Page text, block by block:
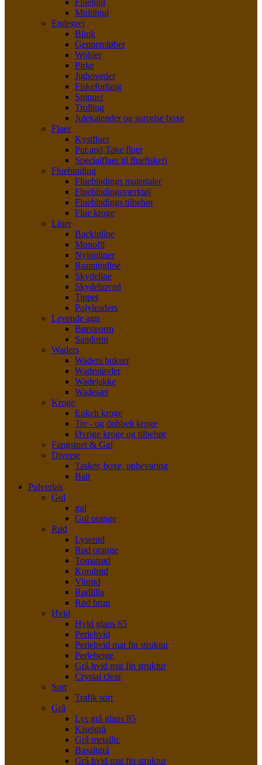
Fluehjul
Multihjul
Endegrej
Blink
Gennemløber
Wobler
Pirke
Jighoveder
Fiskeforfang
Spinner
Trolling
Julekalender og surprise boxe
Fluer
Kystfluer
Put and Take fluer
Specialfluer til fluefiskeri
Fluebinding
Fluebindings materialer
Fluebindingsværktøj
Fluebindings tilbehør
Flue kroge
Liner
Backinline
Monofil
Nylonliner
Runningline
Skydeline
Skydehoved
Tippet
Polyleaders
Levende agn
Børsteorm
Sandorm
Waders
Waders bukser
Wadestøvler
Wadejakke
Wadesæt
Kroge
Enkelt kroge
Tre - og dobbelt kroge
Øvrige kroge og tilbehør
Fangstnet & Gaf
Diverse
Tasker, boxe, opbevaring
Bait
Pulverlak
Gul
gul
Gul orange
Rød
Lyserød
Rød orange
Tomatrød
Koralrød
Vinrød
Rødlilla
Rød brun
Hvid
Hvid glans 65
Perlehvid
Perlehvid mat fin struktur
Perlebeige
Grå hvid mat fin struktur
Crystal clear
Sort
Trafik sort
Grå
Lys grå glans 85
Kiselgrå
Grå metallic
Basaltgrå
Grå hvid mat fin struktur